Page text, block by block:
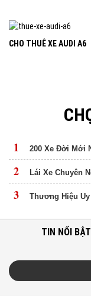
CHO THUÊ XE AUDI A6
1 200 Xe Đời Mới
2 Lái Xe Chuyên
3 Thương Hiệu
TIN NỔI BẬT